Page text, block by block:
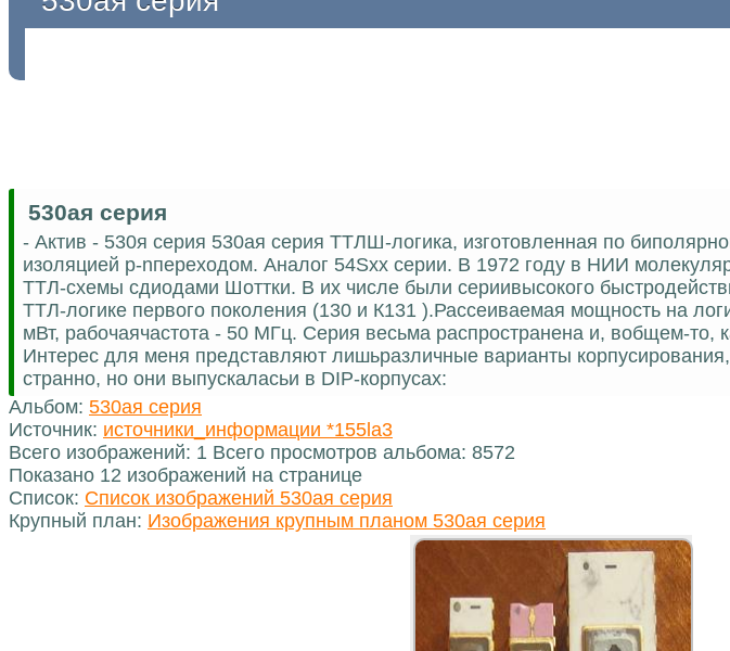
530ая серия
- Актив - 530я серия 530ая серия ТТЛШ-логика, изготовленная по
изоляцией p-nпереходом. Аналог 54Sxx серии. В 1972 году в НИИ
ТТЛ-схемы сдиодами Шоттки. В их числе были сериивысокого
ТТЛ-логике первого поколения (130 и К131 ).Рассеиваемая мощность на
мВт, рабочаячастота - 50 МГц. Серия весьма распространена и, вобщем-то,
Интерес для меня представляют лишьразличные варианты
странно, но они выпускаласьи в DIP-корпусах:
Альбом: 530ая серия
Источник: источники_информации *155la3
Всего изображений: 1 Всего просмотров альбома: 8572
Показано 12 изображений на странице
Список: Список изображений 530ая серия
Крупный план: Изображения крупным планом 530ая серия